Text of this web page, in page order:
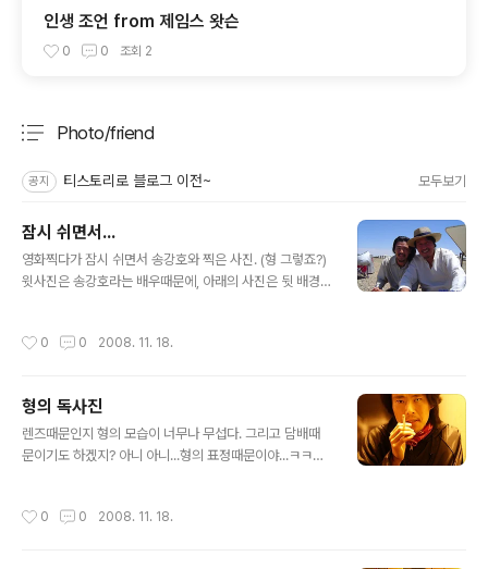
인생 조언 from 제임스 왓슨
0 0 조회 2
Photo/friend
공지 티스토리로 블로그 이전~ 모두보기
잠시 쉬면서...
영화찍다가 잠시 쉬면서 송강호와 찍은 사진. (형 그렇죠?)
윗사진은 송강호라는 배우때문에, 아래의 사진은 뒷 배경
0 0 2008. 11. 18.
형의 독사진
렌즈때문인지 형의 모습이 너무나 무섭다. 그리고 담배때
문이기도 하겠지? 아니 아니...형의 표정때문이야...ㅋㅋㅋ
0 0 2008. 11. 18.